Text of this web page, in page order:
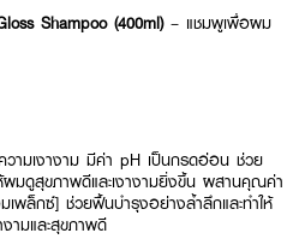
Shampoo (400ml) – แชมพูเพื่อผม
วามเงางาม มีค่า pH เป็นกรดอ่อน ช่วย
ผมดูสุขภาพดีและเงางามยิ่งขึ้น ผสานคุณค่า
พล็กซ์] ช่วยฟื้นบำรุงอย่างล้ำลึกและทำให้
ามและสุขภาพดี